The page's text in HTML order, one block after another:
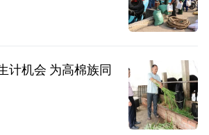
计机会 为高棉族同